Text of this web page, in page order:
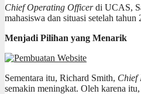
Chief Operating Officerdi UCAS,
mahasiswa dan situasi setelah
Menjadi Pilihan yang Menarik
Sementara itu, Richard Smith, Chief
semakin meningkat. Oleh karena